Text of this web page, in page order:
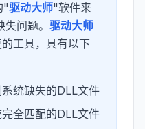
"驱动大师"软件来
问题。 驱动大师
工具，具有以下
统缺失的DLL文件
全匹配的DLL文件